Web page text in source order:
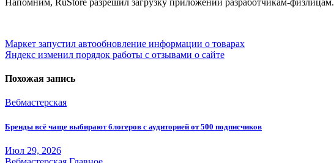
Навигация
по
записям
Маркет запустил автообновление информации о товарах
Яндекс изменил порядок работы с отзывами о сайте
Похожая запись
Вебмастерская
Бренды всё чаще выбирают блогеров с аудиторией от 500 подписчиков
Июл 29, 2026